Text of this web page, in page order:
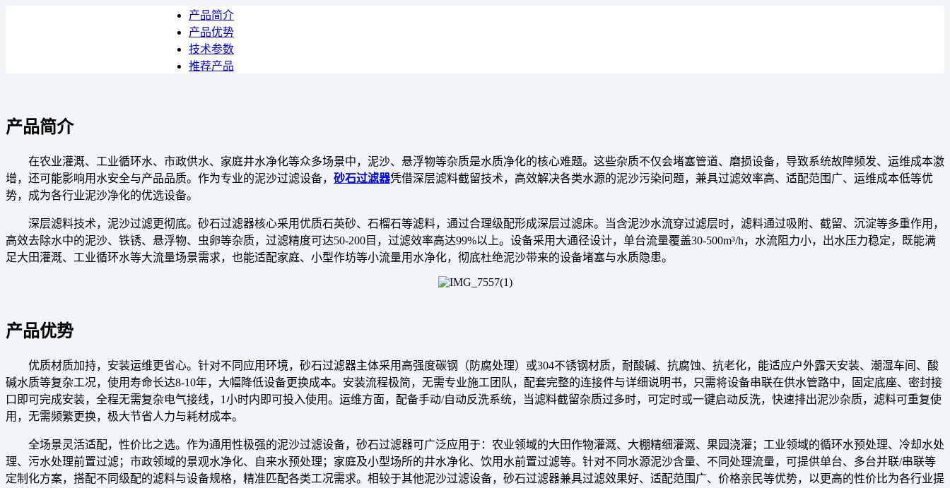
产品简介
产品优势
技术参数
推荐产品
产品简介
在农业灌溉、工业循环水、市政供水、家庭井水净化等众多场景中，泥沙、悬浮物等杂质是水质净化的核心难题。这些杂质不仅会堵塞管道、磨损设备，导致系统故障频发、运维成本激
增，还可能影响用水安全与产品品质。作为专业的泥沙过滤设备， 砂石过滤器凭借深层滤料截留技术，高效解决各类水源的泥沙污染问题，兼具过滤效率高、适配范围广、运维成本低等优
势，成为各行业泥沙净化的优选设备。
深层滤料技术，泥沙过滤更彻底。砂石过滤器核心采用优质石英砂、石榴石等滤料，通过合理级配形成深层过滤床。当含泥沙水流穿过滤层时，滤料通过吸附、截留、沉淀等多重作用，
高效去除水中的泥沙、铁锈、悬浮物、虫卵等杂质，过滤精度可达50-200目，过滤效率高达99%以上。设备采用大通径设计，单台流量覆盖30-500m³/h，水流阻力小，出水压力稳定，既能满
足大田灌溉、工业循环水等大流量场景需求，也能适配家庭、小型作坊等小流量用水净化，彻底杜绝泥沙带来的设备堵塞与水质隐患。
产品优势
优质材质加持，安装运维更省心。针对不同应用环境，砂石过滤器主体采用高强度碳钢（防腐处理）或304不锈钢材质，耐酸碱、抗腐蚀、抗老化，能适应户外露天安装、潮湿车间、酸
碱水质等复杂工况，使用寿命长达8-10年，大幅降低设备更换成本。安装流程极简，无需专业施工团队，配套完整的连接件与详细说明书，只需将设备串联在供水管路中，固定底座、密封接
口即可完成安装，全程无需复杂电气接线，1小时内即可投入使用。运维方面，配备手动/自动反洗系统，当滤料截留杂质过多时，可定时或一键启动反洗，快速排出泥沙杂质，滤料可重复使
用，无需频繁更换，极大节省人力与耗材成本。
全场景灵活适配，性价比之选。作为通用性极强的泥沙过滤设备，砂石过滤器可广泛应用于：农业领域的大田作物灌溉、大棚精细灌溉、果园浇灌；工业领域的循环水预处理、冷却水处
理、污水处理前置过滤；市政领域的景观水净化、自来水预处理；家庭及小型场所的井水净化、饮用水前置过滤等。针对不同水源泥沙含量、不同处理流量，可提供单台、多台并联/串联等
定制化方案，搭配不同级配的滤料与设备规格，精准匹配各类工况需求。相较于其他泥沙过滤设备，砂石过滤器兼具过滤效果好、适配范围广、价格亲民等优势，以更高的性价比为各行业提